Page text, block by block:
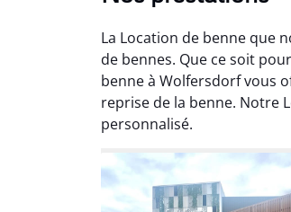
La Location de benne que
de bennes. Que ce soit
benne à Wolfersdorf vous
reprise de la benne. Notre
personnalisé.